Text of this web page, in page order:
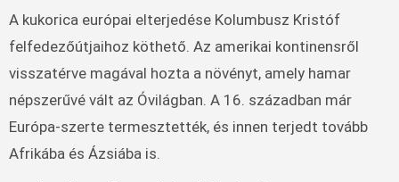
A kukorica európai elterjedése Kolumbusz Kristóf
felfedezőútjaihoz köthető. Az amerikai kontinensről
visszatérve magával hozta a növényt, amely hamar
népszerűvé vált az Óvilágban. A 16. században már
Európa-szerte termesztették, és innen terjedt tovább
Afrikába és Ázsiába is.